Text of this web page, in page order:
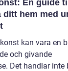
En guide
ditt hem med
kan vara en
och givande
Det handlar inte